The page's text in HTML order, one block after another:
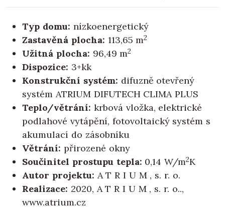
Typ domu: nízkoenergetický
Zastavěná plocha: 113,65 m2
Užitná plocha: 96,49 m2
Dispozice: 3+kk
Konstrukční systém: difuzně otevřený
systém ATRIUM DIFUTECH CLIMA PLUS
Teplo/větrání: krbová vložka, elektrické
podlahové vytápění, fotovoltaický systém s
akumulací do zásobníku
Větrání: přirozené okny
Součinitel prostupu tepla: 0,14 W/m2K
Autor projektu: A T R I U M , s. r. o.
Realizace: 2020, A T R I U M , s. r. o..,
www.atrium.cz